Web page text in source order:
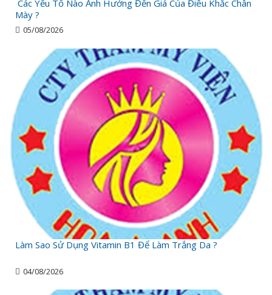
Các Yếu Tố Nào Ảnh Hưởng Đến Giá Của Điêu Khắc Chân
Mày ?
05/08/2026
Làm Sao Sử Dụng Vitamin B1 Để Làm Trắng Da ?
04/08/2026